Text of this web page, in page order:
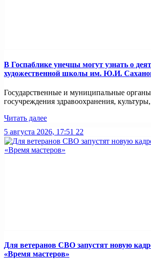
В Госпаблике унечцы могут узнать о
художественной школы им. Ю.И.
Государственные и муниципальные органы
госучреждения здравоохранения,
Читать далее
5 августа 2026, 17:51 22
Для ветеранов СВО запустят новую
«Время мастеров»